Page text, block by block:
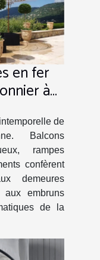
en fer
à
de
Balcons
rampes
confèrent
demeures
aux embruns
de la